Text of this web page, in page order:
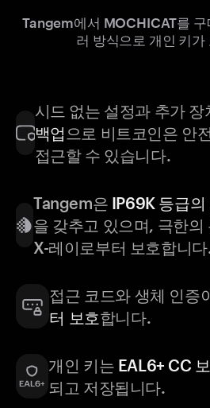
Tangem에서 MOCHICAT를 구
러 방식으로 개인 키가
시드 없는 설정과 추가 장
백업 으로 비트코인은 안
접근할 수 있습니다.
Tangem은 IP69K 등급의
을 갖추고 있으며, 극한의
X-레이로부터 보호합니
접근 코드와 생체 인증
터 보호합니다.
개인 키는 EAL6+ CC
되고 저장됩니다.